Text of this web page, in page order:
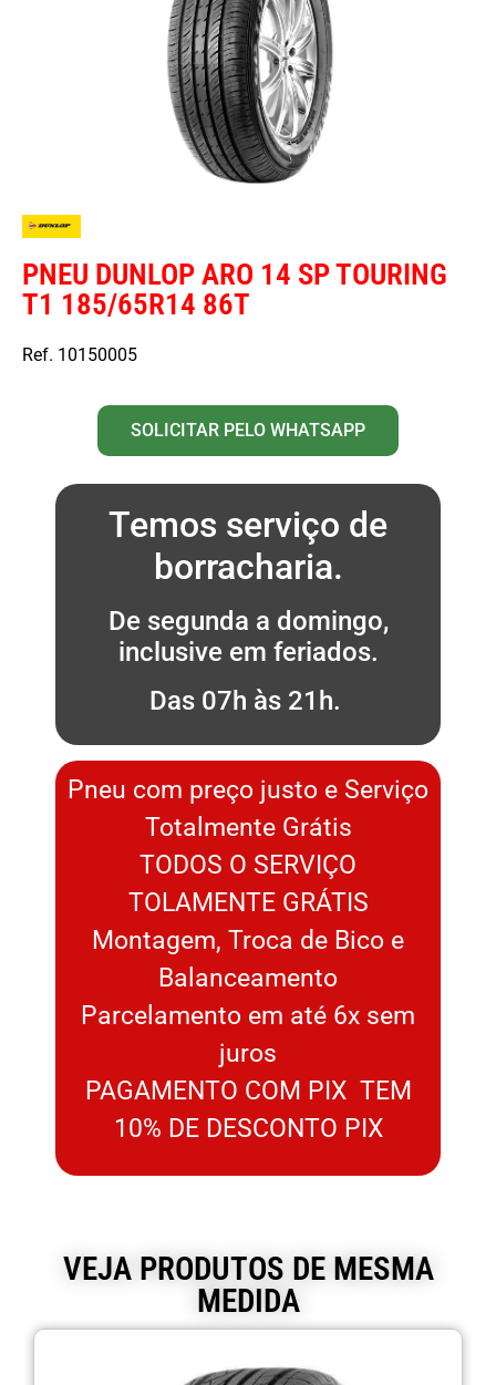
PNEU DUNLOP ARO 14 SP TOURING
T1 185/65R14 86T
Ref. 10150005
SOLICITAR PELO WHATSAPP
Temos serviço de
borracharia.
De segunda a domingo,
inclusive em feriados.
Das 07h às 21h.
Pneu com preço justo e Serviço
Totalmente Grátis
TODOS O SERVIÇO
TOLAMENTE GRÁTIS
Montagem, Troca de Bico e
Balanceamento
Parcelamento em até 6x sem
juros
PAGAMENTO COM PIX TEM
10% DE DESCONTO PIX
VEJA PRODUTOS DE MESMA
MEDIDA